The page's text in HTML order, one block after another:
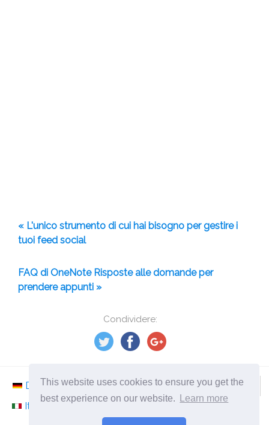
This website uses cookies to ensure you get the
best experience on our website.
Learn more
Condividere:
« L'unico strumento di cui hai bisogno per gestire i
tuoi feed social
FAQ di OneNote Risposte alle domande per
prendere appunti »
Deutsch Nederlands Svenska
Norsk
Italiano
Español Românesc